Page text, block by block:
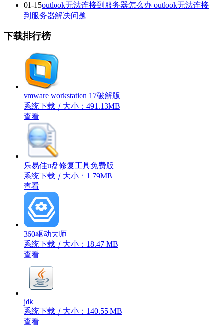
01-15outlook无法连接到服务器怎么办 outlook无法连接
到服务器解决问题
下载排行榜
vmware workstation 17破解版
系统下载 ｜ 大小：491.13MB
查看
乐易佳u盘修复工具免费版
系统下载 ｜ 大小：1.79MB
查看
360驱动大师
系统下载 ｜ 大小：18.47 MB
查看
jdk
系统下载 ｜ 大小：140.55 MB
查看